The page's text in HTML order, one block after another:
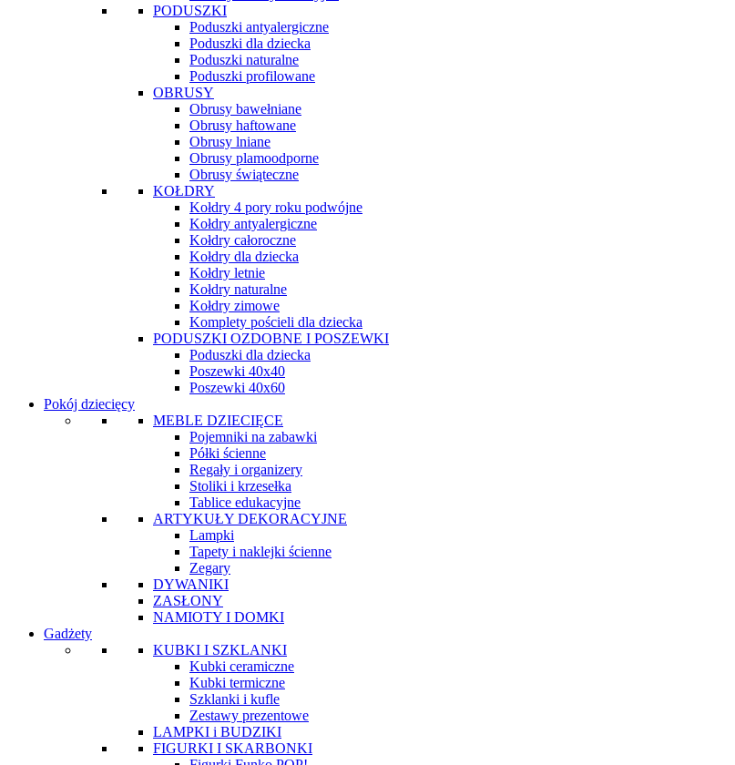
PODUSZKI
Poduszki antyalergiczne
Poduszki dla dziecka
Poduszki naturalne
Poduszki profilowane
OBRUSY
Obrusy bawełniane
Obrusy haftowane
Obrusy lniane
Obrusy plamoodporne
Obrusy świąteczne
KOŁDRY
Kołdry 4 pory roku podwójne
Kołdry antyalergiczne
Kołdry całoroczne
Kołdry dla dziecka
Kołdry letnie
Kołdry naturalne
Kołdry zimowe
Komplety pościeli dla dziecka
PODUSZKI OZDOBNE I POSZEWKI
Poduszki dla dziecka
Poszewki 40x40
Poszewki 40x60
Pokój dziecięcy
MEBLE DZIECIĘCE
Pojemniki na zabawki
Półki ścienne
Regały i organizery
Stoliki i krzesełka
Tablice edukacyjne
ARTYKUŁY DEKORACYJNE
Lampki
Tapety i naklejki ścienne
Zegary
DYWANIKI
ZASŁONY
NAMIOTY I DOMKI
Gadżety
KUBKI I SZKLANKI
Kubki ceramiczne
Kubki termiczne
Szklanki i kufle
Zestawy prezentowe
LAMPKI i BUDZIKI
FIGURKI I SKARBONKI